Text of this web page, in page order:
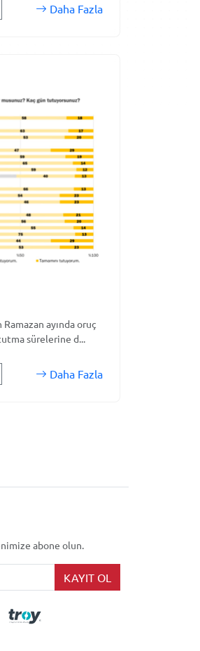
Daha Fazla
Ramazan ayında oruç
sürelerine d...
Daha Fazla
abone olun.
KAYIT OL